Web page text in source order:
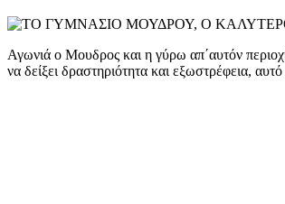
Αγωνιά ο Μουδρος και η γύρω απ΄αυτόν
να δείξει δραστηριότητα και εξωστρέφεια,